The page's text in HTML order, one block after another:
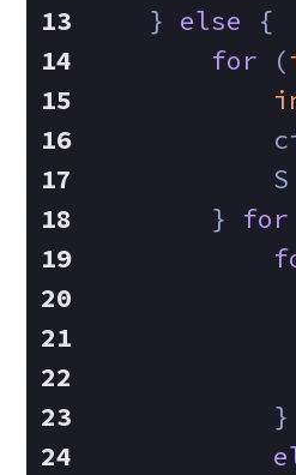
    }
else {
for (
        }
for
            }